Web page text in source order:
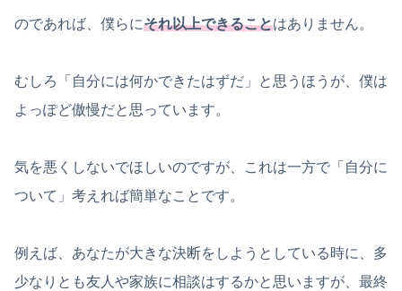
のであれば、僕らにそれ以上できることはありません。
むしろ「自分には何かできたはずだ」と思うほうが、僕は
よっぽど傲慢だと思っています。
気を悪くしないでほしいのですが、これは一方で「自分に
ついて」考えれば簡単なことです。
例えば、あなたが大きな決断をしようとしている時に、多
少なりとも友人や家族に相談はするかと思いますが、最終